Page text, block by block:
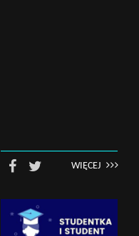
WIĘCEJ